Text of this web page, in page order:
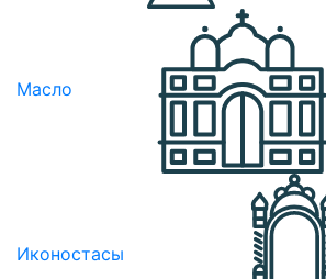
Масло
Иконостасы